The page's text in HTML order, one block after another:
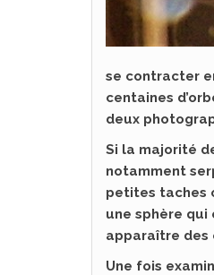
se contracter
centaines
deux
Si la majorité
notamment
petites taches
une sphère
apparaître des
Une fois